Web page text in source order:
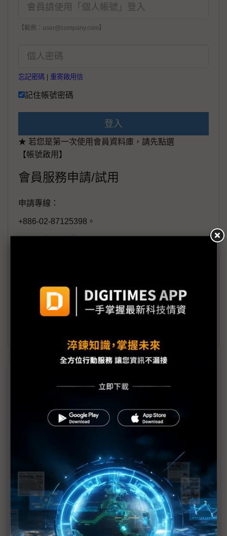
【範例：user@company.com】
忘記密碼 重寄啟用信
記住帳號密碼
登入
★ 若您是第一次使用會員資料庫，請先點選
【帳號啟用】
會員服務申請/試用
申請專線：
+886-02-87125398。
member@digitimes.com
(一個工作日內將回覆您的來信)
建熱潮將趨緩
2027全年記憶體產能提前售罄 買家「祕而不
英特爾EMIB良率達標 聯發科第2代ASIC產品
2028準時量產
SpaceX晶片採購大轉向 Elon Musk捨超微全面
採用NVIDIA